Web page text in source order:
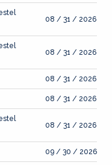
08 / 31 / 2026
08 / 31 / 2026
08 / 31 / 2026
08 / 31 / 2026
08 / 31 / 2026
09 / 30 / 2026